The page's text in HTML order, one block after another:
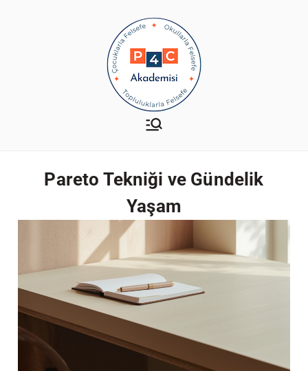
P4C Akademisi
Pareto Tekniği ve Gündelik
Yaşam